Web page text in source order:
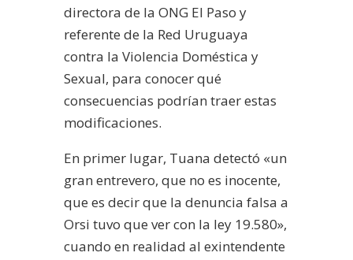
directora de la ONG El Paso y
referente de la Red Uruguaya
contra la Violencia Doméstica y
Sexual, para conocer qué
consecuencias podrían traer estas
modificaciones.
En primer lugar, Tuana detectó «un
gran entrevero, que no es inocente,
que es decir que la denuncia falsa a
Orsi tuvo que ver con la ley 19.580»,
cuando en realidad al exintendente